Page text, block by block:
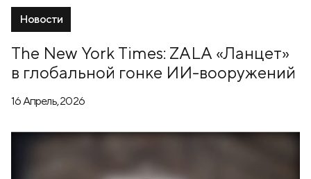
Новости
The New York Times: ZALA «Ланцет»
в глобальной гонке ИИ-вооружений
16 Апрель, 2026